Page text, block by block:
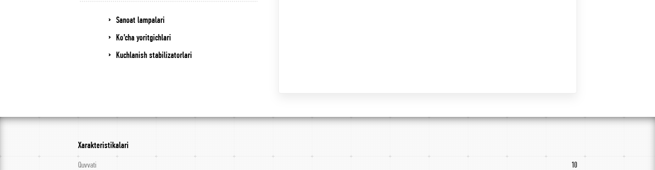
Sanoat lampalari
Ko’cha yoritgichlari
Kuchlanish stabilizatorlari
Xarakteristikalari
Quvvati
10